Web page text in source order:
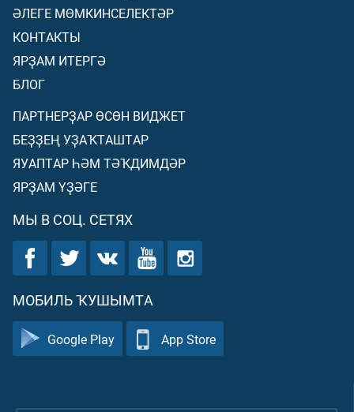
ӘЛЕГЕ МӨМКИНСЕЛЕКТӘР
КОНТАКТЫ
ЯРҘАМ ИТЕРГӘ
БЛОГ
ПАРТНЕРҘАР ӨСӨН ВИДЖЕТ
БЕҘҘЕҢ УҘАҠТАШТАР
ЯУАПТАР ҺӘМ ТӘҠДИМДӘР
ЯРҘАМ ҮҘӘГЕ
МЫ В СОЦ. СЕТЯХ
МОБИЛЬ ҠУШЫМТА
Google Play App Store